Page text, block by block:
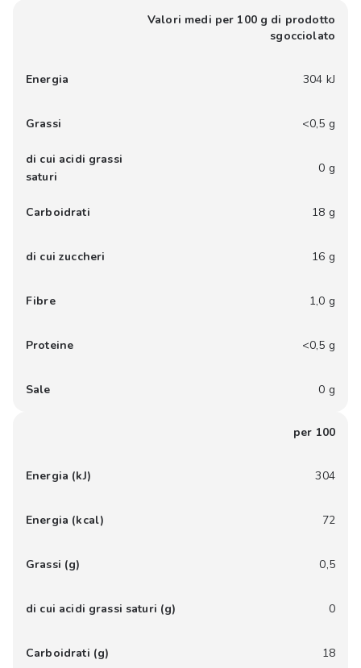
Valori medi per 100 g di prodotto
sgocciolato
Energia 304 kJ
Grassi <0,5 g
di cui acidi grassi
saturi
0 g
Carboidrati 18 g
di cui zuccheri 16 g
Fibre 1,0 g
Proteine <0,5 g
Sale 0 g
per 100
Energia (kJ) 304
Energia (kcal) 72
Grassi (g) 0,5
di cui acidi grassi saturi (g) 0
Carboidrati (g) 18